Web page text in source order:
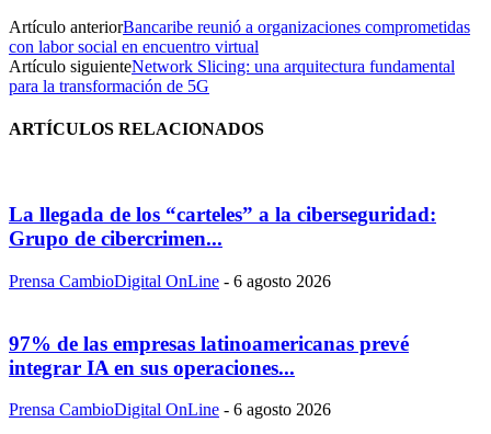
Artículo anteriorBancaribe reunió a organizaciones comprometidas
con labor social en encuentro virtual
Artículo siguienteNetwork Slicing: una arquitectura fundamental
para la transformación de 5G
ARTÍCULOS RELACIONADOS
La llegada de los “carteles” a la ciberseguridad:
Grupo de cibercrimen...
Prensa CambioDigital OnLine - 6 agosto 2026
97% de las empresas latinoamericanas prevé
integrar IA en sus operaciones...
Prensa CambioDigital OnLine - 6 agosto 2026